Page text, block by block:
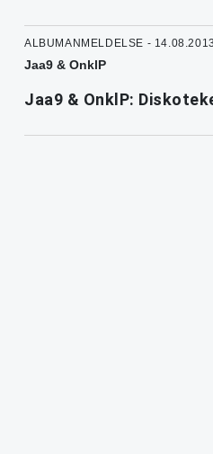
ALBUMANMELDELSE - 14.08.2013
Jaa9 & OnklP
Jaa9 & OnklP: